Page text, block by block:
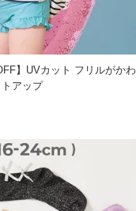
】UVカット フリルがかわ
アップ